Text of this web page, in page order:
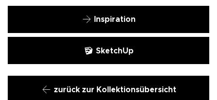
zurück zur Kollektionsübersicht
Inspiration
SketchUp